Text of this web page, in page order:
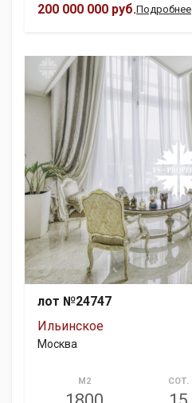
200 000 000 руб.Подробнее
лот №24747
Ильинское
Москва
М2 СОТ.